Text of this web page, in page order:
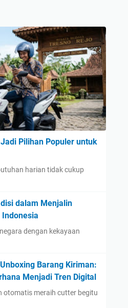
Pilihan Populer untuk
harian tidak cukup
dalam Menjalin
Indonesia
dengan kekayaan
Barang Kiriman:
Menjadi Tren Digital
otomatis meraih cutter begitu